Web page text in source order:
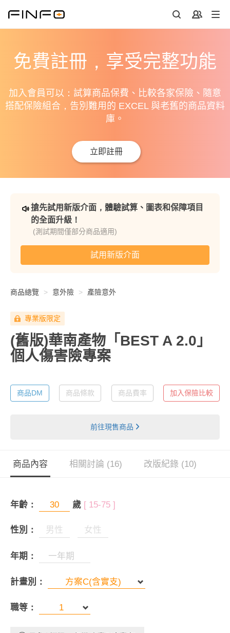
免費註冊，享受完整功能
加入會員可以：試算商品保費、比較各家保險、隨意
搭配保險組合，告別難用的 EXCEL 與老舊的商品資料
庫。
立即註冊
搶先試用新版介面，體驗試算、圖表和保障項目
的全面升級！
(測試期間僅部分商品適用)
試用新版介面
商品總覽 意外險 產險意外
專業版限定
(舊版)華南產物「BEST A 2.0」
個人傷害險專案
商品DM 商品條款 商品費率 加入保險比較
前往現售商品
商品內容 相關討論 (16) 改版紀錄 (10)
年齡： 歲 [ 15-75 ]
性別： 男性 女性
年期：
計畫別：
職等：